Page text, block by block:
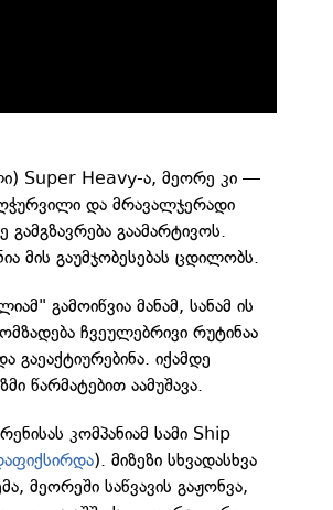
Super Heavy-ა, მეორე კი —
და მრავალჯერადი
გამგზავრება გაამარტივოს.
მის გაუმჯობესებას ცდილობს.
გამოიწვია მანამ, სანამ ის
ჩვეულებრივი რუტინაა
გაეაქტიურებინა. იქამდე
წარმატებით აამუშავა.
კომპანიამ სამი Ship
). მიზეზი სხვადასხვა
მეორეში საწვავის გაჟონვა,